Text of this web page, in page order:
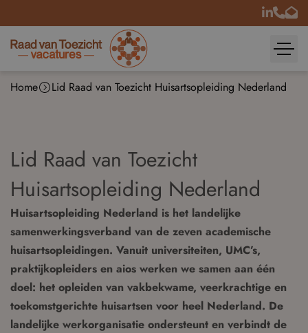
Home Lid Raad van Toezicht Huisartsopleiding Nederland
Lid Raad van Toezicht
Huisartsopleiding Nederland
Huisartsopleiding Nederland is het landelijke
samenwerkingsverband van de zeven academische
huisartsopleidingen. Vanuit universiteiten, UMC’s,
praktijkopleiders en aios werken we samen aan één
doel: het opleiden van vakbekwame, veerkrachtige en
toekomstgerichte huisartsen voor heel Nederland. De
landelijke werkorganisatie ondersteunt en verbindt de